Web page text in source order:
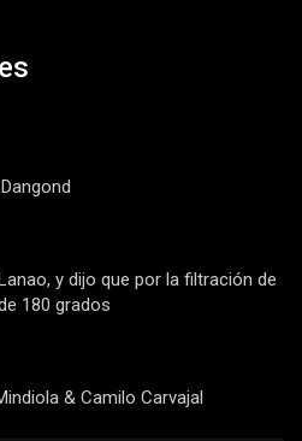
y dijo que por la filtración de
180 grados
& Camilo Carvajal